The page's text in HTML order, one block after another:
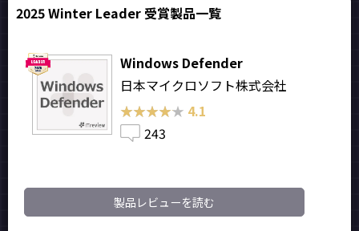
2025 Winter Leader 受賞製品一覧
Windows Defender
日本マイクロソフト株式会社
★★★★★
★★★★★ 4.1
243
製品レビューを読む